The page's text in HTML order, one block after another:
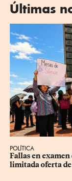
Últimas
POLÍTICA
Fallas en
limitada oferta